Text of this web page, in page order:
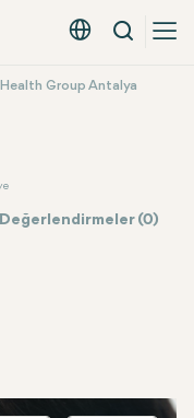
Türkçe - EUR
Arama
Group Antalya
Değerlendirmeler (0)